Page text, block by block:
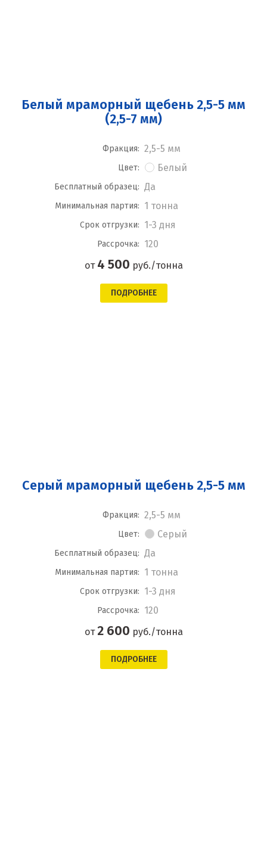
Белый мраморный щебень 2,5-5 мм
(2,5-7 мм)
Фракция: 2,5-5 мм
Цвет: Белый
Бесплатный образец: Да
Минимальная партия: 1 тонна
Срок отгрузки: 1-3 дня
Рассрочка: 120
от 4 500 руб./тонна
ПОДРОБНЕЕ
Серый мраморный щебень 2,5-5 мм
Фракция: 2,5-5 мм
Цвет: Серый
Бесплатный образец: Да
Минимальная партия: 1 тонна
Срок отгрузки: 1-3 дня
Рассрочка: 120
от2 600 руб./тонна
ПОДРОБНЕЕ